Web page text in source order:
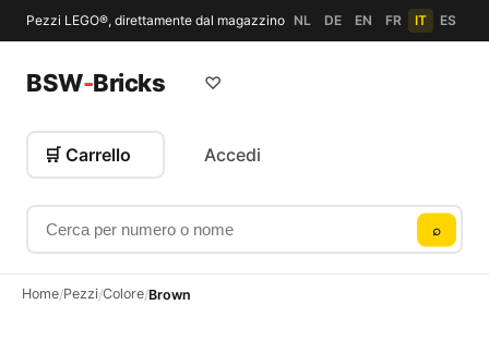
Pezzi LEGO®, direttamente dal magazzino NL DE EN FR IT ES
BSW-Bricks
Cerca per numero o nome
⌕
♡
🛒 Carrello Accedi
Home/Pezzi/Colore/Brown